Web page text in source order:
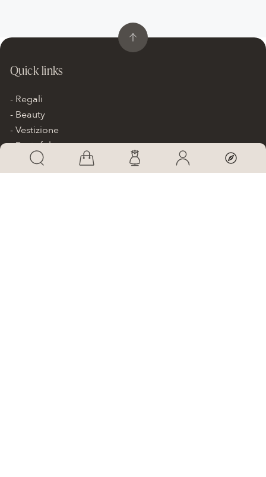
Quick links
Regali
Beauty
Vestizione
Pantofole
Scarpe da sposa
Accessori